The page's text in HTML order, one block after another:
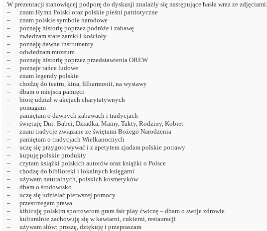
W prezentacji stanowiącej podporę do dyskusji znalazły się następujące hasła wraz ze zdjęciami:
– znam Hymn Polski oraz polskie pieśni patriotyczne
– znam polskie symbole narodowe
– poznaję historię poprzez podróże i zabawę
– zwiedzam stare zamki i kościoły
– poznaję dawne instrumenty
– odwiedzam muzeum
– poznaję historię poprzez przedstawienia OREW
– poznaje tańce ludowe
– znam legendy polskie
– chodzę do teatru, kina, filharmonii, na wystawy
– dbam o miejsca pamięci
– biorę udział w akcjach charytatywnych
– pomagam
– pamiętam o dawnych zabawach i tradycjach
– świętuję Dni: Babci, Dziadka, Mamy, Takty, Rodziny, Kobiet
– znam tradycje związane ze świętami Bożego Narodzenia
– pamiętam o tradycjach Wielkanocnych
– uczę się przygotowywać i z apetytem zjadam polskie potrawy
– kupuję polskie produkty
– czytam książki polskich autorów oraz książki o Polsce
– chodzę do biblioteki i lokalnych księgarni
– używam naturalnych, polskich kosmetyków
– dbam o środowisko
– uczę się udzielać pierwszej pomocy
– przestrzegam prawa
– kibicuję polskim sportowcom gram fair play ćwiczę – dbam o swoje zdrowie
– kulturalnie zachowuję się w kawiarni, cukierni, restauracji
– używam słów: proszę, dziękuję i przepraszam